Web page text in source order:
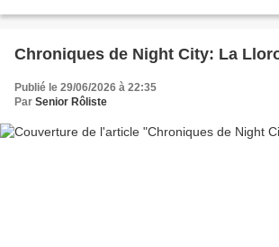
Chroniques de Night City: La
Publié le 29/06/2026 à 22:35
Par Senior Rôliste